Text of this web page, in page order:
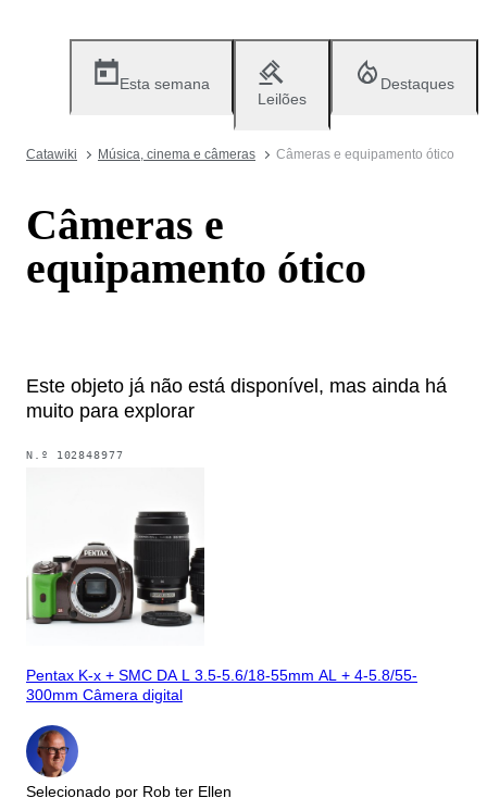
Esta semana
Leilões
Destaques
Catawiki Música, cinema e câmeras Câmeras e equipamento ótico
Câmeras e
equipamento ótico
Este objeto já não está disponível, mas ainda há
muito para explorar
N.º 102848977
Pentax K-x + SMC DA L 3.5-5.6/18-55mm AL + 4-5.8/55-
300mm Câmera digital
Selecionado por Rob ter Ellen